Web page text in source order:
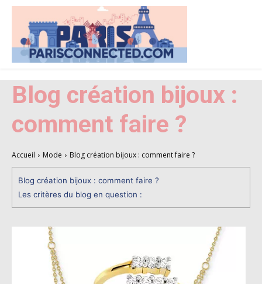
Blog création bijoux :
comment faire ?
Accueil Mode Blog création bijoux : comment faire ?
Blog création bijoux : comment faire ?
Les critères du blog en question :